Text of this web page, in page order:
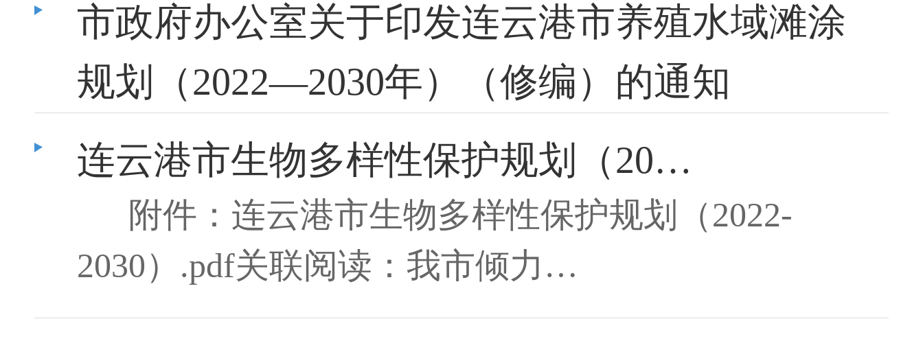
市政府办公室关于印发连云港市养殖水域滩涂
规划（2022—2030年）（修编）的通知
连云港市生物多样性保护规划（20…
附件：连云港市生物多样性保护规划（2022-
2030）.pdf关联阅读：我市倾力…